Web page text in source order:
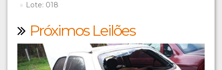
Lote: 018
Próximos Leilões
Previous Next